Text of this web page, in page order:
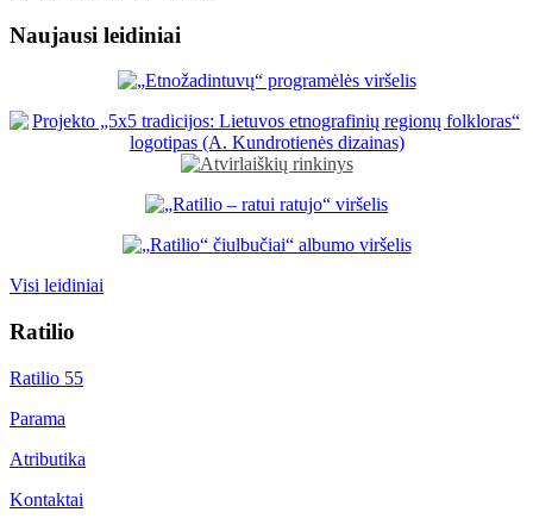
Naujausi leidiniai
Visi leidiniai
Ratilio
Ratilio 55
Parama
Atributika
Kontaktai